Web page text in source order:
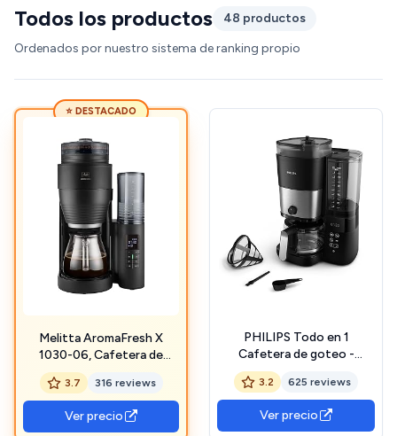
Todos los productos
48 productos
Ordenados por nuestro sistema de ranking propio
⭐ DESTACADO
Melitta AromaFresh X
1030-06, Cafetera de
Goteo con Molinillo
Incorporado, 10 Tazas,
Temporizador 24 Horas,
Mantenimiento en
3.7 316 reviews
Ver precio
PHILIPS Todo en 1
Cafetera de goteo -
molinillo cónico
incorporado para granos
frescos - preparación en
jarra de vidrio de 1,25 L o
3.2 625 reviews
Ver precio